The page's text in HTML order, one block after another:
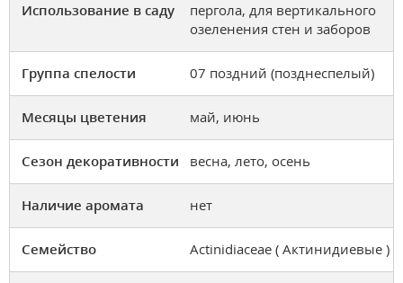
Использование в саду
пергола, для вертикального
озеленения стен и заборов
Группа спелости 07 поздний (позднеспелый)
Месяцы цветения май, июнь
Сезон декоративности весна, лето, осень
Наличие аромата нет
Семейство Actinidiaceae ( Актинидиевые )